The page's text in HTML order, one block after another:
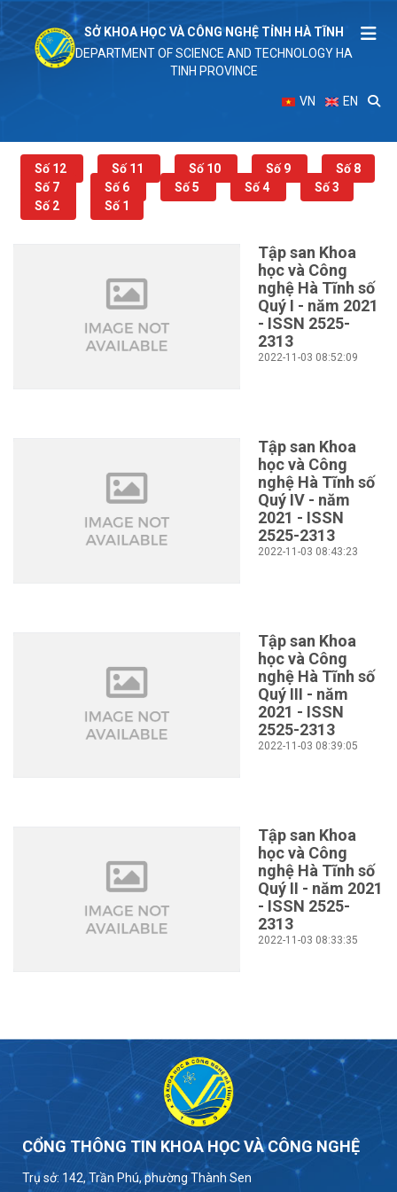
SỞ KHOA HỌC VÀ CÔNG NGHỆ TỈNH HÀ TĨNH
DEPARTMENT OF SCIENCE AND TECHNOLOGY HA
TINH PROVINCE
VN EN
Số 12 Số 11 Số 10 Số 9
Số 8
Số 7
Số 6 Số 5 Số 4
Số 3
Số 2
Số 1
Tập san Khoa
học và Công
nghệ Hà Tĩnh số
Quý I - năm 2021
- ISSN 2525-
2313
2022-11-03 08:52:09
Tập san Khoa
học và Công
nghệ Hà Tĩnh số
Quý IV - năm
2021 - ISSN
2525-2313
2022-11-03 08:43:23
Tập san Khoa
học và Công
nghệ Hà Tĩnh số
Quý III - năm
2021 - ISSN
2525-2313
2022-11-03 08:39:05
Tập san Khoa
học và Công
nghệ Hà Tĩnh số
Quý II - năm 2021
- ISSN 2525-
2313
2022-11-03 08:33:35
CỔNG THÔNG TIN KHOA HỌC VÀ CÔNG NGHỆ
Trụ sở: 142, Trần Phú, phường Thành Sen